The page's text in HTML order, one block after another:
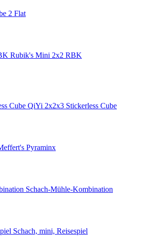
2 Flat
Rubik's Mini 2x2 RBK
QiYi 2x2x3 Stickerless Cube
Pyraminx
Schach-Mühle-Kombination
Schach, mini, Reisespiel